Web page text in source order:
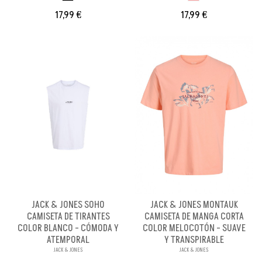
17,99 € 17,99 €
JACK & JONES SOHO
CAMISETA DE TIRANTES
COLOR BLANCO - CÓMODA Y
ATEMPORAL
JACK & JONES
JACK & JONES MONTAUK
CAMISETA DE MANGA CORTA
COLOR MELOCOTÓN - SUAVE
Y TRANSPIRABLE
JACK & JONES